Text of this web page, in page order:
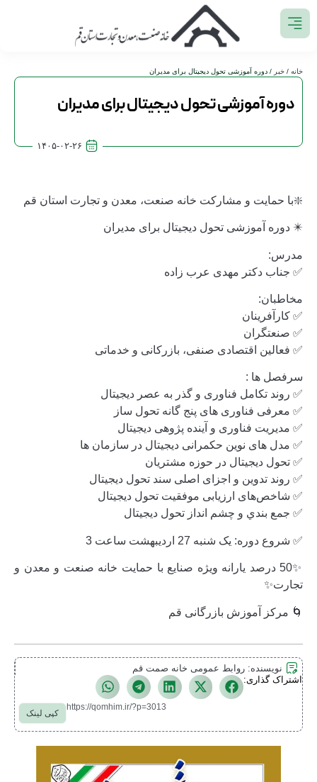
خانه / خبر / دوره آموزشی تحول دیجیتال برای مدیران
دوره آموزشی تحول دیجیتال برای مدیران
۱۴۰۵-۰۲-۲۶
❇️با حمایت و مشارکت خانه صنعت، معدن و تجارت استان قم
✴️ دوره آموزشی تحول دیجیتال برای مدیران
مدرس:
✅ جناب دکتر مهدی عرب زاده
مخاطبان:
✅ کارآفرینان
✅ صنعتگران
✅ فعالين اقتصادی صنفی، بازرکانی و خدماتی
سرفصل ها :
✅ روند تکامل فناوری و گذر به عصر دیجیتال
✅ معرفی فناوری های پنج گانه تحول ساز
✅ مدیریت فناوری و آینده پژوهی دیجیتال
✅ مدل های نوین حکمرانی دیجیتال در سازمان ها
✅ تحول دیجیتال در حوزه مشتریان
✅ روند تدوین و اجزای اصلی سند تحول دیجیتال
✅ شاخص‌های ارزیابی موفقیت تحول دیجیتال
✅ جمع بندي و چشم انداز تحول دیجیتال
✅ شروع دوره: یک شنبه 27 اردیبهشت ساعت 3
✨50 درصد یارانه ویژه صنایع با حمایت خانه صنعت و معدن و
تجارت✨
🌀 مرکز آموزش بازرگانی قم
نویسنده: روابط عمومی خانه صمت قم
اشتراک گذاری:
کپی لینک
https://qomhim.ir/?p=3013